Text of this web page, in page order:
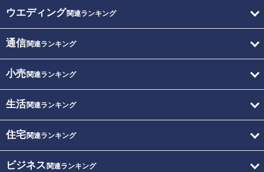
ウエディング関連ランキング
通信関連ランキング
小売関連ランキング
生活関連ランキング
住宅関連ランキング
ビジネス 関連ランキング